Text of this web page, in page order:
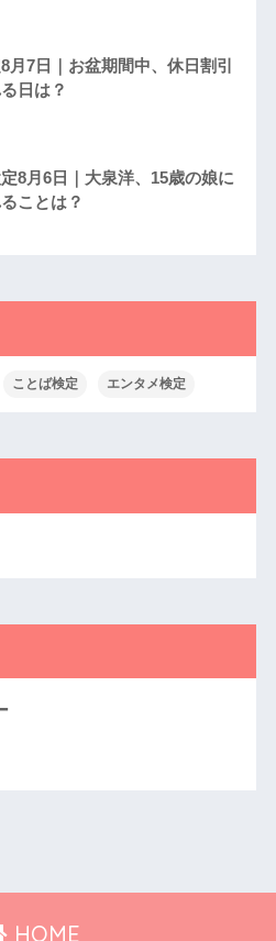
月7日｜お盆期間中、休日割引
日は？
8月6日｜大泉洋、15歳の娘に
ことは？
ことば検定 エンタメ検定
HOME